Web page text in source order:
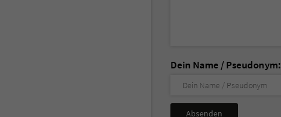
Dein Name / Pseudonym:
Nicht